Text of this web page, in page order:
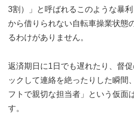
3割）」と呼ばれるこのような暴
から借りられない自転車操業状態
るわけがありません。
返済期日に1日でも遅れたり、督
ックして連絡を絶ったりした瞬間
フトで親切な担当者」という仮面
す。